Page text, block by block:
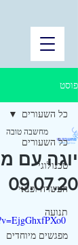
פוסט
כל השעורים
טכנולוגי
העשרה ופנאי
תנועה
מפגשים מיוחדים
כל השעורים
יוגה עם
09.07.20
מחשבה טובה